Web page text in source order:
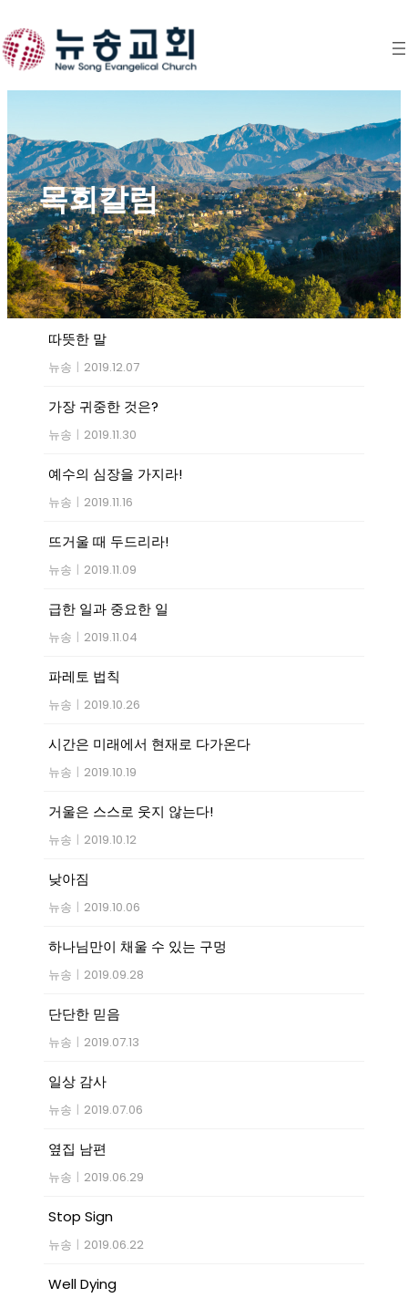
to
content
목회칼럼
따뜻한 말
뉴송 | 2019.12.07
가장 귀중한 것은?
뉴송 | 2019.11.30
예수의 심장을 가지라!
뉴송 | 2019.11.16
뜨거울 때 두드리라!
뉴송 | 2019.11.09
급한 일과 중요한 일
뉴송 | 2019.11.04
파레토 법칙
뉴송 | 2019.10.26
시간은 미래에서 현재로 다가온다
뉴송 | 2019.10.19
거울은 스스로 웃지 않는다!
뉴송 | 2019.10.12
낮아짐
뉴송 | 2019.10.06
하나님만이 채울 수 있는 구멍
뉴송 | 2019.09.28
단단한 믿음
뉴송 | 2019.07.13
일상 감사
뉴송 | 2019.07.06
옆집 남편
뉴송 | 2019.06.29
Stop Sign
뉴송 | 2019.06.22
Well Dying